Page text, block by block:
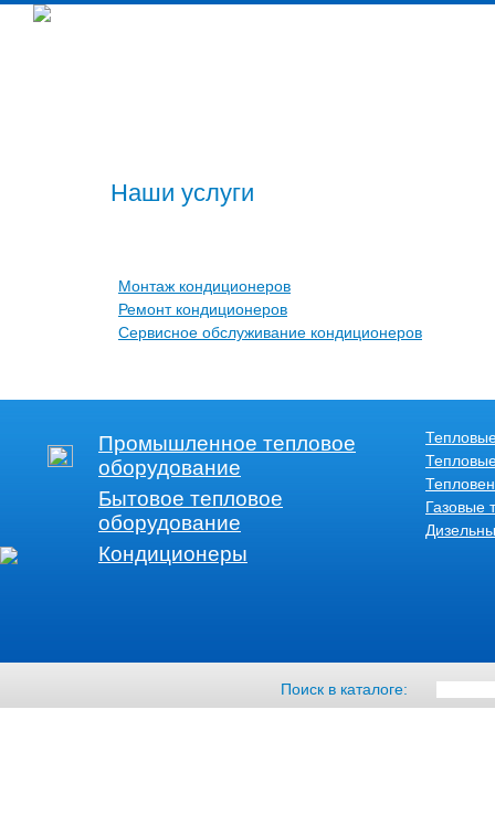
Наши услуги
Монтаж кондиционеров
Ремонт кондиционеров
Сервисное обслуживание кондиционеров
Промышленное тепловое
оборудование
Бытовое тепловое
оборудование
Кондиционеры
Газовые
Поиск в каталоге: